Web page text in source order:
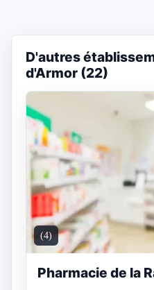
D'autres
d'Armor (22)
(4)
Pharmacie de la